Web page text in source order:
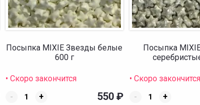
Посыпка MIXIE Звезды белые
600 г
• Скоро закончится
-
+ 550 ₽
Посыпка
• Скоро закончится
-
+